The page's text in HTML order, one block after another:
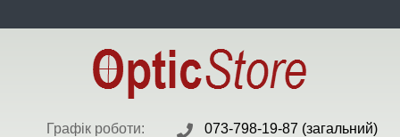
$ - 45 грн
Реєстрація
Графік роботи:
073-798-19-87 (загальний)